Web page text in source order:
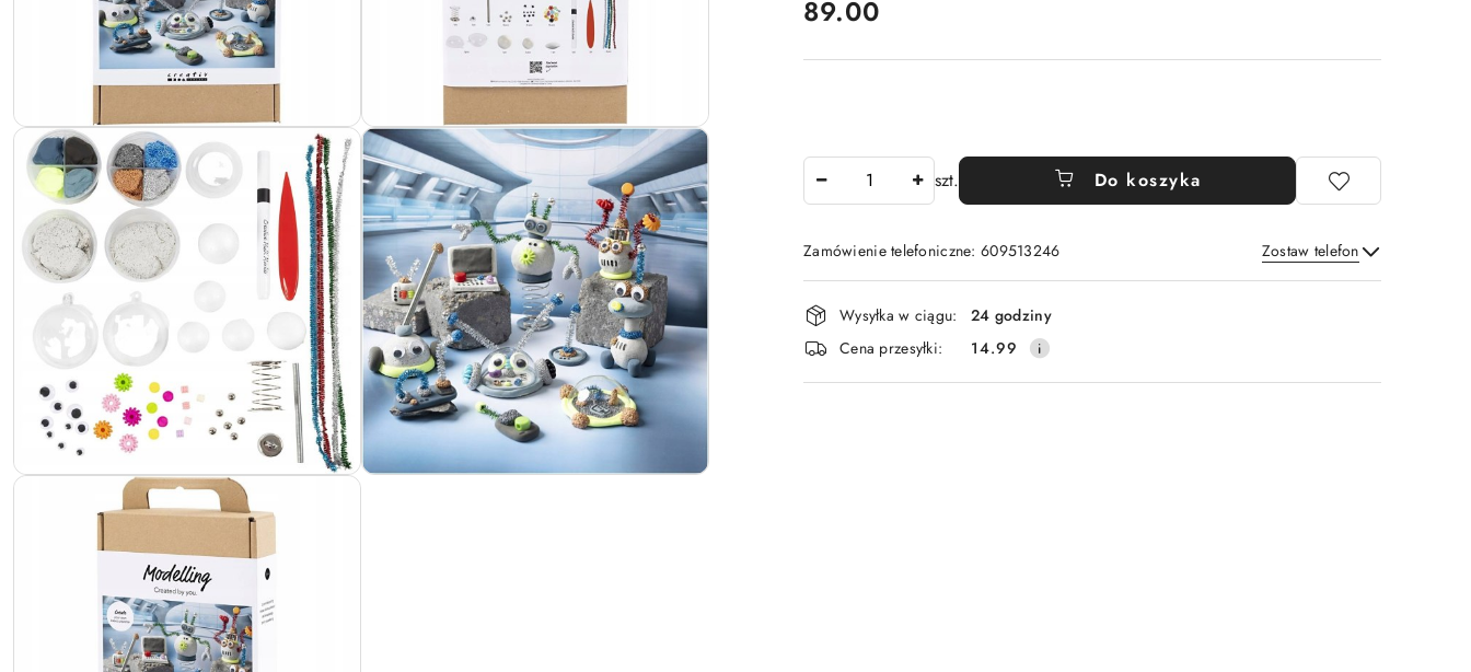
cena:
89.00
szt. Do koszyka
Zamówienie telefoniczne: 609513246 Zostaw telefon
Wyślij
Dostępność
i
dostawa
Wysyłka w ciągu:
24 godziny
Cena przesyłki:
14.99